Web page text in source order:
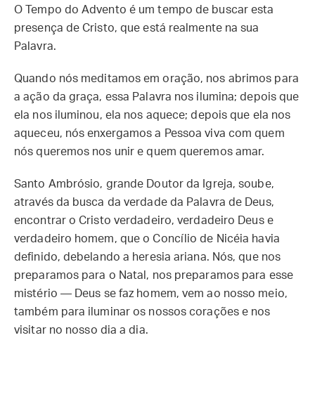
O Tempo do Advento é um tempo de buscar esta
presença de Cristo, que está realmente na sua
Palavra.
Quando nós meditamos em oração, nos abrimos para
a ação da graça, essa Palavra nos ilumina; depois que
ela nos iluminou, ela nos aquece; depois que ela nos
aqueceu, nós enxergamos a Pessoa viva com quem
nós queremos nos unir e quem queremos amar.
Santo Ambrósio, grande Doutor da Igreja, soube,
através da busca da verdade da Palavra de Deus,
encontrar o Cristo verdadeiro, verdadeiro Deus e
verdadeiro homem, que o Concílio de Nicéia havia
definido, debelando a heresia ariana. Nós, que nos
preparamos para o Natal, nos preparamos para esse
mistério — Deus se faz homem, vem ao nosso meio,
também para iluminar os nossos corações e nos
visitar no nosso dia a dia.